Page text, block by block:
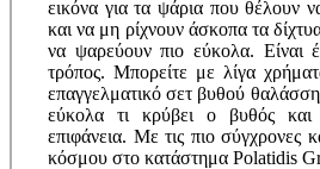
εικόνα για τα ψάρια που θέλουν
και να μη ρίχνουν άσκοπα τα
να ψαρεύουν πιο εύκολα. Είναι
τρόπος. Μπορείτε με λίγα
επαγγελματικό σετ βυθού
εύκολα τι κρύβει ο βυθός
επιφάνεια. Με τις πιο σύγχρονες
κόσμου στο κατάστημα Polatidis